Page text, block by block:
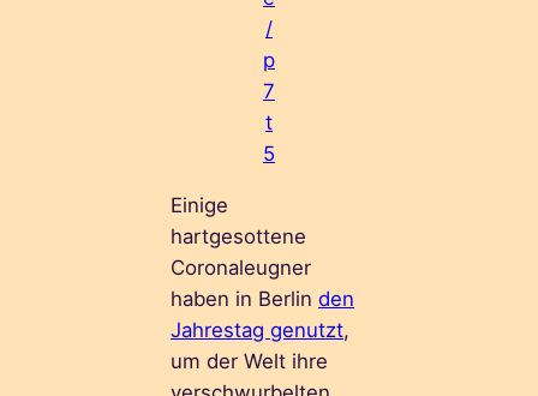
/
p
7
t
5
Einige
hartgesottene
Coronaleugner
haben in Berlinden
Jahrestag genutzt,
um der Welt ihre